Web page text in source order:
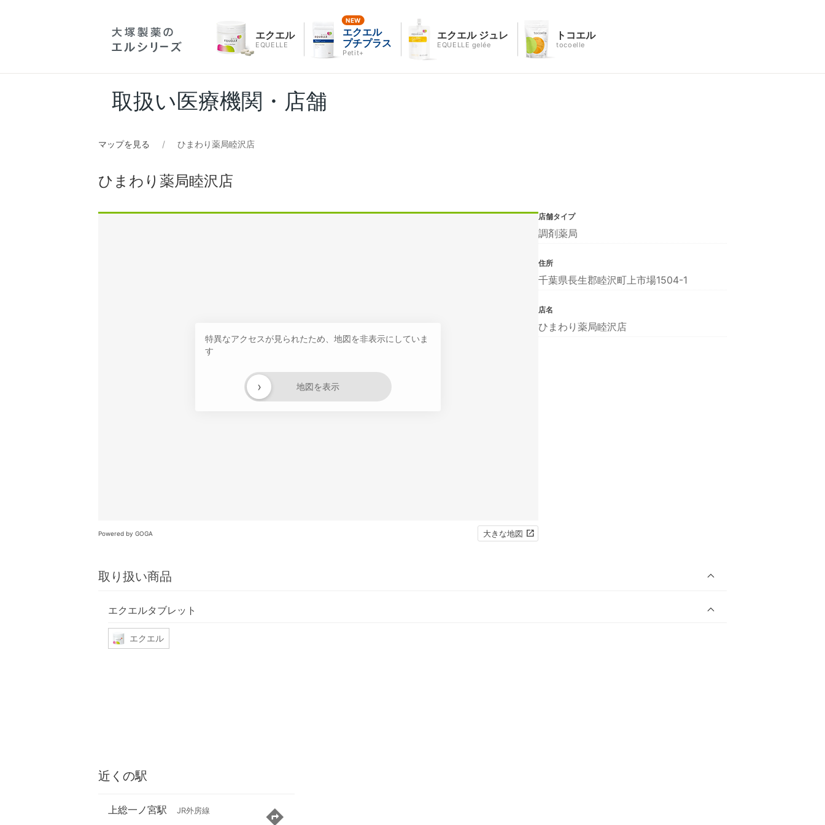
エクエル
EQUELLE
エクエル
プチプラス
Petit+
エクエル ジュレ
EQUELLE gelée
トコエル
tocoelle
取扱い医療機関・店舗
マップを見る ひまわり薬局睦沢店
ひまわり薬局睦沢店
特異なアクセスが見られたため、地図を非表示にしていま
す
地図を表示
›
Powered by GOGA 大きな地図
取り扱い商品
エクエルタブレット
エクエル
店舗タイプ
調剤薬局
住所
千葉県長生郡睦沢町上市場1504-1
店名
ひまわり薬局睦沢店
近くの駅
上総一ノ宮駅 JR外房線